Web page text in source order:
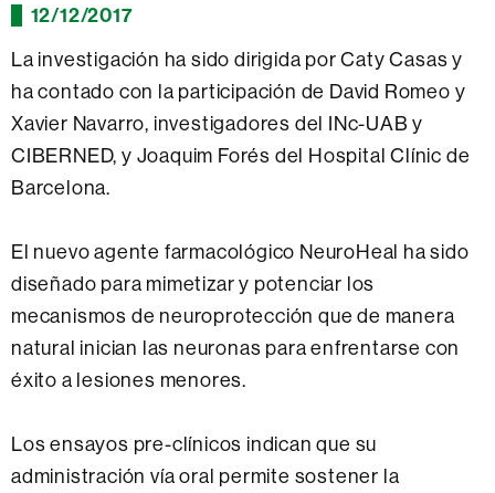
12/12/2017
La investigación ha sido dirigida por Caty Casas y
ha contado con la participación de David Romeo y
Xavier Navarro, investigadores del INc-UAB y
CIBERNED, y Joaquim Forés del Hospital Clínic de
Barcelona.
El nuevo agente farmacológico NeuroHeal ha sido
diseñado para mimetizar y potenciar los
mecanismos de neuroprotección que de manera
natural inician las neuronas para enfrentarse con
éxito a lesiones menores.
Los ensayos pre-clínicos indican que su
administración vía oral permite sostener la